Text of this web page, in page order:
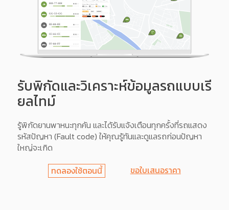
รับพิกัดและวิเคราะห์ข้อมูลรถแบบเรี
ยลไทม์
รู้พิกัดยานพาหนะทุกคัน และได้รับแจ้งเตือนทุกครั้งที่รถแสดง
รหัสปัญหา (Fault code) ให้คุณรู้ทันและดูแลรถก่อนปัญหา
ใหญ่จะเกิด
ทดลองใช้ตอนนี้ ขอใบเสนอราคา